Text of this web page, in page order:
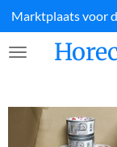
Ga
direct
naar
Marktplaats voor